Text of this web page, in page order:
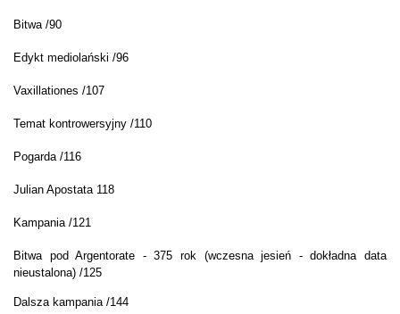
Bitwa /90
Edykt mediolański /96
Vaxillationes /107
Temat kontrowersyjny /110
Pogarda /116
Julian Apostata 118
Kampania /121
Bitwa pod Argentorate - 375 rok (wczesna jesień - dokładna data
nieustalona) /125
Dalsza kampania /144